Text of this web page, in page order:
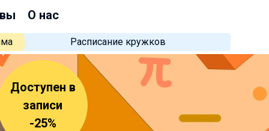
О нас
Расписание кружков
Доступен в
записи
-25%